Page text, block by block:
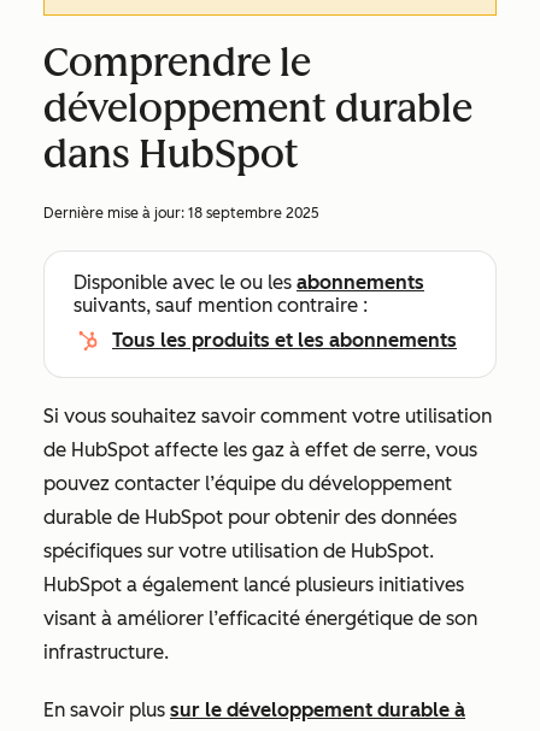
Comprendre le
développement durable
dans HubSpot
Dernière mise à jour: 18 septembre 2025
Disponible avec le ou les abonnements
suivants, sauf mention contraire :
Tous les produits et les abonnements
Si vous souhaitez savoir comment votre utilisation
de HubSpot affecte les gaz à effet de serre, vous
pouvez contacter l’équipe du développement
durable de HubSpot pour obtenir des données
spécifiques sur votre utilisation de HubSpot.
HubSpot a également lancé plusieurs initiatives
visant à améliorer l’efficacité énergétique de son
infrastructure.
En savoir plus sur le développement durable à